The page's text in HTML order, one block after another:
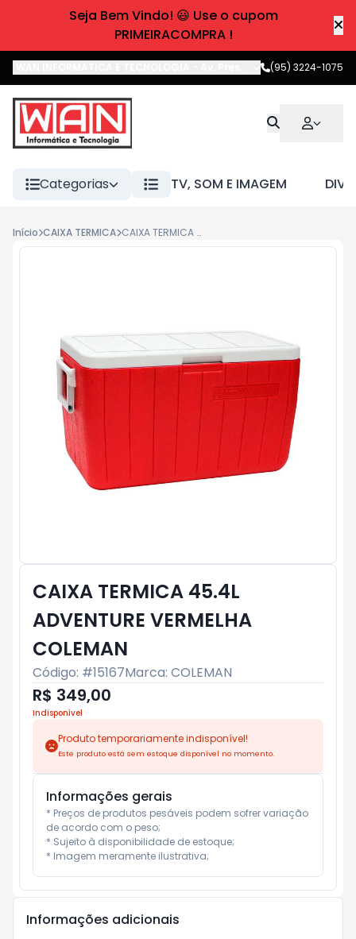
Seja Bem Vindo! 😃 Use o cupom
PRIMEIRACOMPRA !
Av. Pres. Castelo Branco,Boa
(95) 3224-1075
Categorias TV, SOM E IMAGEM
Início CAIXA TERMICA CAIXA TERMICA 45.4L ADVENTURE VERMELHA COLEMAN
CAIXA TERMICA 45.4L
ADVENTURE VERMELHA
COLEMAN
Código: #15167Marca: COLEMAN
R$ 349,00
Indisponível
Produto temporariamente indisponível!
Este produto está sem estoque disponível no momento.
Informações gerais
* Preços de produtos pesáveis podem sofrer variação
de acordo com o peso;
* Sujeito à disponibilidade de estoque;
* Imagem meramente ilustrativa;
Informações adicionais